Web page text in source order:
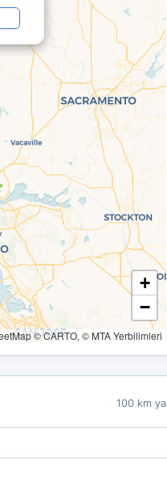
+
−
© CARTO, © MTA Yerbilimleri
100 km